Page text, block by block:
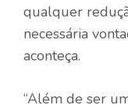
qualquer
necessária
aconteça.
“Além de ser